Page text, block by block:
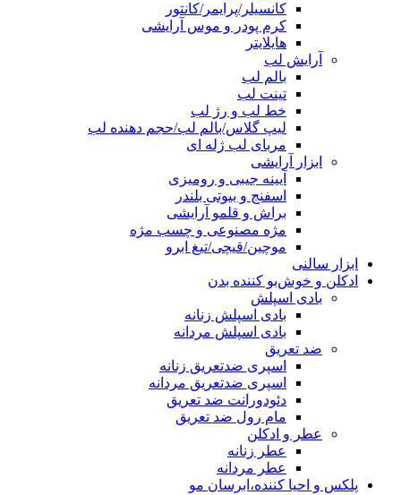
کانسیلر/پرایمر/کانتور
کرم پودر و موس آرایشی
هایلایتر
آرایش لب
بالم لب
تینت لب
خط لب و رژ لب
لیپ گلاس/بالم لب/حجم دهنده لب
مربای لب ژله ای
ابزار آرایشی
آیینه جیبی و رومیزی
اسفنج و بیوتی بلندر
براش و قلمو آرایشی
مژه مصنوعی و چسب مژه
موچین/قیچی/تیغ ابرو
ابزار سالنی
ادکلن و خوش‌بو کننده بدن
بادی اسپلش
بادی اسپلش زنانه
بادی اسپلش مردانه
ضد تعریق
اسپری ضدتعریق زنانه
اسپری ضدتعریق مردانه
دئودورانت ضد تعریق
مام رول ضد تعریق
عطر و ادکلن
عطر زنانه
عطر مردانه
پلکس و احیا کننده،ابرسان مو